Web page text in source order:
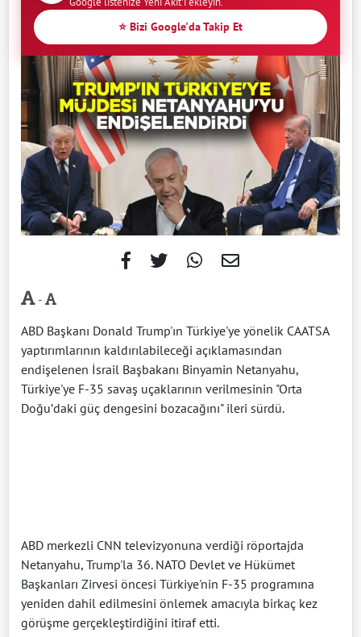
⭐ Bizi Google'da Takip Et
-
ABD Başkanı Donald Trump'ın Türkiye'ye yönelik CAATSA
yaptırımlarının kaldırılabileceği açıklamasından
endişelenen İsrail Başbakanı Binyamin Netanyahu,
Türkiye'ye F-35 savaş uçaklarının verilmesinin "Orta
Doğu’daki güç dengesini bozacağını" ileri sürdü.
ABD merkezli CNN televizyonuna verdiği röportajda
Netanyahu, Trump'la 36.⁠ ⁠NATO Devlet ve Hükümet
Başkanları Zirvesi öncesi Türkiye'nin F-35 programına
yeniden dahil edilmesini önlemek amacıyla birkaç kez
görüşme gerçekleştirdiğini itiraf etti.